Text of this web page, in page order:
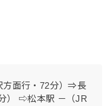
面行・72分）⇒長
） ⇨松本駅 －（JR